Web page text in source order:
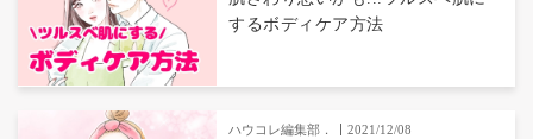
するボディケア方法
ハウコレ編集部． 2021/12/08